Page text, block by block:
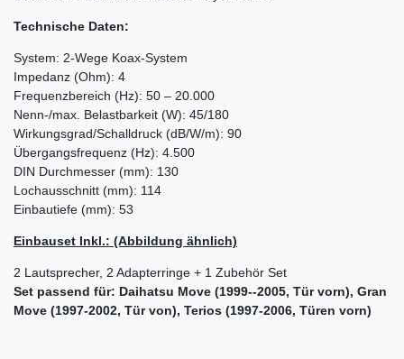
Technische Daten:
System: 2-Wege Koax-System
Impedanz (Ohm): 4
Frequenzbereich (Hz): 50 – 20.000
Nenn-/max. Belastbarkeit (W): 45/180
Wirkungsgrad/Schalldruck (dB/W/m): 90
Übergangsfrequenz (Hz): 4.500
DIN Durchmesser (mm): 130
Lochausschnitt (mm): 114
Einbautiefe (mm): 53
Einbauset Inkl.: (Abbildung ähnlich)
2 Lautsprecher, 2 Adapterringe + 1 Zubehör Set
Set passend für: Daihatsu Move (1999--2005, Tür vorn), Gran
Move (1997-2002, Tür von), Terios (1997-2006, Türen vorn)